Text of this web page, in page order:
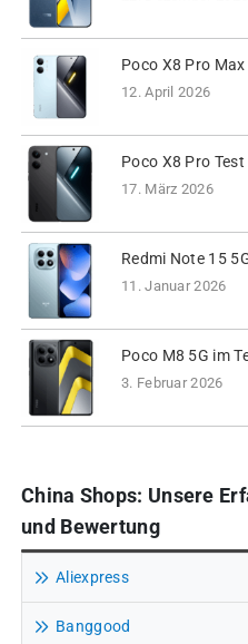
Poco X8 Pro Max
12. April 2026
Poco X8 Pro Test
17. März 2026
Redmi Note 15
11. Januar 2026
Poco M8 5G im
3. Februar 2026
China Shops: Unsere
und Bewertung
Aliexpress
Banggood